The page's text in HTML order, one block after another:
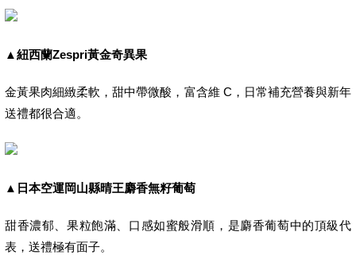
▲紐西蘭Zespri黃金奇異果
金黃果肉細緻柔軟，甜中帶微酸，富含維 C，日常補充營養與新年
送禮都很合適。
▲ 日本空運岡山縣晴王麝香無籽葡萄
甜香濃郁、果粒飽滿、口感如蜜般滑順，是麝香葡萄中的頂級代
表，送禮極有面子。